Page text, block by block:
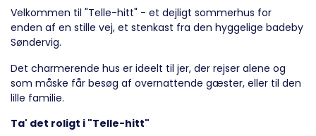
Velkommen til "Telle-hitt" - et dejligt sommerhus for
enden af en stille vej, et stenkast fra den hyggelige badeby
Søndervig.
Det charmerende hus er ideelt til jer, der rejser alene og
som måske får besøg af overnattende gæster, eller til den
lille familie.
Ta' det roligt i "Telle-hitt"